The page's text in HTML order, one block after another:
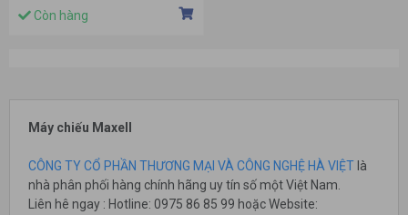
Còn hàng
Máy chiếu Maxell
CÔNG TY CỔ PHẦN THƯƠNG MẠI VÀ CÔNG NGHỆ HÀ VIỆT là
nhà phân phối hàng chính hãng uy tín số một Việt Nam.
Liên hê ngay : Hotline: 0975 86 85 99 hoặc Website: